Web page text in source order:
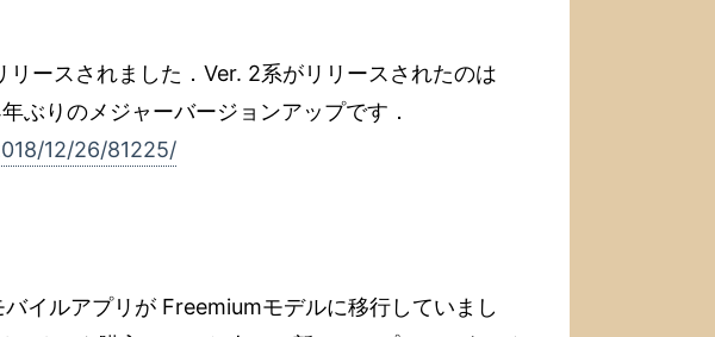
ースされました．Ver. 2系がリリースされたのは
ぶりのメジャーバージョンアップです．
12/26/81225/
イルアプリが Freemiumモデルに移行していまし